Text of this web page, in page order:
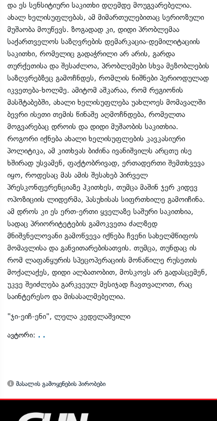
და ეს სენსიტიური საკითხი დღემდე მოუგვარებელია.
ახალ ხელისუფლებას, ამ მიმართულებითაც სერიოზული
მუშაობა მოუწევს. ზოგადად კი, დიდი პრობლემაა
საქართველოს საზღვრების დემარკაცია-დემილიტაციის
საკითხი, რომელიც გადაჭრილი არ არის, გარდა
თურქეთისა და შესაძლოა, პრობლემები სხვა მეზობლების
საზღვრებზეც გამოჩნდეს, რომლის ნიშნები პერიოდულად
იკვეთება-ხოლმე. ამიტომ აშკარაა, რომ რეგიონის
მასშტაბებში, ახალი ხელისუფლება უახლოეს მომავალში
ბევრი ისეთი თემის წინაშე აღმოჩნდება, რომელთა
მოგვარებაც დროის და დიდი მუშაობის საკითხია.
როგორი იქნება ახალი ხელისუფლების კავკასიური
პოლიტიკა, ამ კითხვას ბიძინა ივანიშვილს არცთუ ისე
ხშირად უსვამენ, ფაქტობრივად, ერთადერთი შემთხვევა
იყო, როდესაც მას ამის შესახებ პირველ
პრესკონფერენციაზე ჰკითხეს, თუმცა მაშინ ჯერ კიდევ
ოპოზიციის ლიდერმა, პასუხისას სიფრთხილე გამოიჩინა.
ამ დროს კი ეს ერთ-ერთი ყველაზე საშური საკითხია,
სადაც პრიორიტეტების გამოკვეთა ძალზედ
მნიშვნელოვანი გამოწვევა იქნება ჩვენი სახელმწიფოს
მომავლისა და განვითარებისათვის. თუმცა, თუნდაც ის
რომ ლაფანყურის სპეცოპერაციის მონაწილე რუსეთის
მოქალაქეს, დიდი ალბათობით, მოსკოვს არ გადასცემენ,
უკვე შეიძლება გარკვეულ მესიჯად ჩავთვალოთ, რაც
საინტერესო და მისასალმებელია.
"ჯი-ეიჩ-ენი", ლელა კედელაშვილი
ავტორი: . .
მასალის გამოყენების პირობები